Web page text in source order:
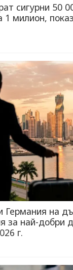
сигурни 50
1 милион,
Германия на
за най-добри
г.